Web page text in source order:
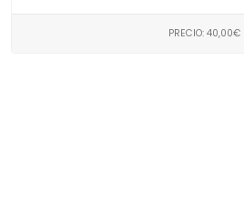
PRECIO: 40,00€